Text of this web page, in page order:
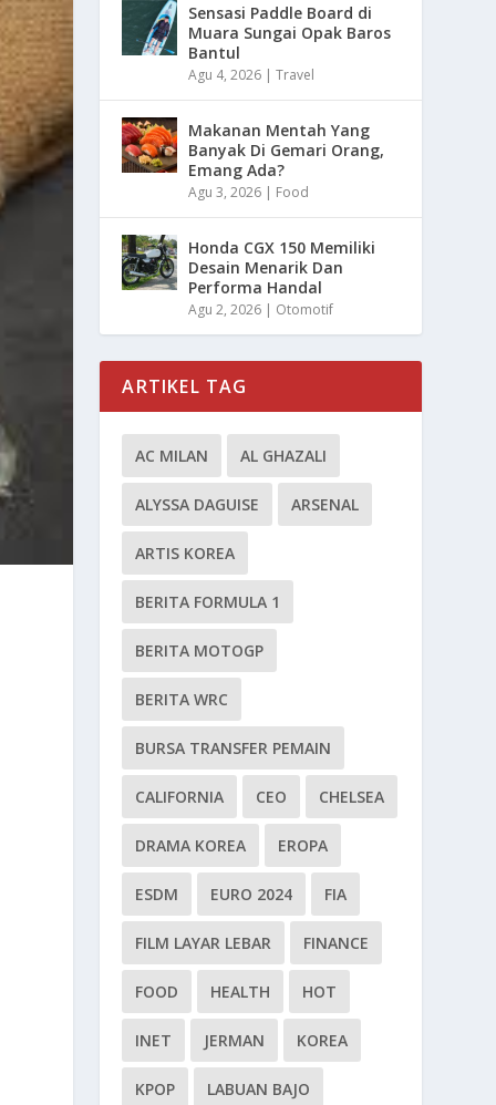
Sensasi Paddle Board di
Muara Sungai Opak Baros
Bantul
Agu 4, 2026 |Travel
Makanan Mentah Yang
Banyak Di Gemari Orang,
Emang Ada?
Agu 3, 2026 | Food
Honda CGX 150 Memiliki
Desain Menarik Dan
Performa Handal
Agu 2, 2026 | Otomotif
ARTIKEL TAG
AC MILAN AL GHAZALI
ALYSSA DAGUISE ARSENAL
ARTIS KOREA
BERITA FORMULA 1
BERITA MOTOGP
BERITA WRC
BURSA TRANSFER PEMAIN
CALIFORNIA CEO CHELSEA
DRAMA KOREA EROPA
ESDM EURO 2024 FIA
FILM LAYAR LEBAR FINANCE
FOOD HEALTH HOT
INET JERMAN KOREA
KPOP LABUAN BAJO